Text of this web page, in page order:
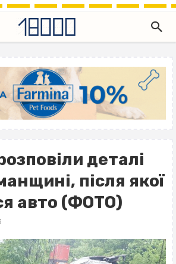
деталі
після якої
авто (ФОТО)